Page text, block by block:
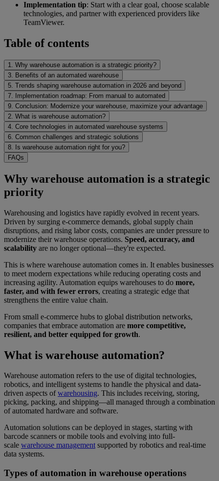
Implementation tip: Start with a clear goal, choose scalable
technologies, and partner with experienced providers like
TeamViewer.
Table of contents
1. Why warehouse automation is a strategic priority?
3. Benefits of an automated warehouse
5. Trends shaping warehouse automation in 2026 and beyond
7. Implementation roadmap: From manual to automated
9. Conclusion: Modernize your warehouse, maximize your advantage
2. What is warehouse automation?
4. Core technologies in automated warehouse systems
6. Common challenges and strategic solutions
8. Is warehouse automation right for you?
FAQs
Why warehouse automation is a strategic
priority
Warehousing and logistics have rapidly evolved in recent years.
Driven by surging e-commerce demands, global supply chain
disruptions, and rising labor costs, companies are under pressure to
modernize their warehouse operations. Speed, accuracy, and
scalability are no longer optional—they're expected.
This is where warehouse automation comes in. It enables businesses
to meet modern expectations while reducing operating costs and
increasing agility. Automation equips warehouses to do more,
faster, and with fewer errors, creating a strategic edge that
strengthens the entire value chain.
From small e-commerce hubs to global distribution networks,
companies that embrace automation are more competitive,
resilient, and better equipped for growth.
What is warehouse automation?
Warehouse automation refers to the use of digital technologies,
robotics, and intelligent systems to handle the physical and data-
driven aspects ofwarehousing. This includes receiving, storing,
picking, packing, and shipping—all managed through a combination
of automated hardware and software.
Automation solutions can be deployed in stages, starting with
barcode scanners or mobile tools and evolving into full-
scale warehouse managementsupported by robotics and real-time
data systems.
Types of automation in warehouse operations